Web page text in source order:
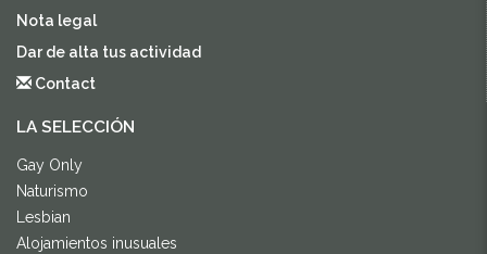
Nota legal
Dar de alta tus actividad
Contact
LA SELECCIÓN
Gay Only
Naturismo
Lesbian
Alojamientos inusuales